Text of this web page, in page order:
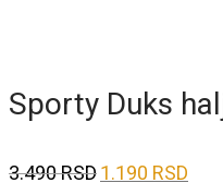
Sporty Duks
3.490RSD Prvobitna
1.190 RSD